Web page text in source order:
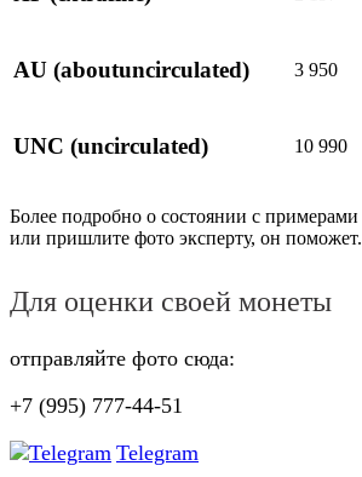
AU (aboutuncirculated) 3 950
UNC (uncirculated) 10 990
Более подробно о состоянии с примерами
или пришлите фото эксперту, он поможет.
Для оценки своей монеты
отправляйте фото сюда:
+7 (995) 777-44-51
Telegram